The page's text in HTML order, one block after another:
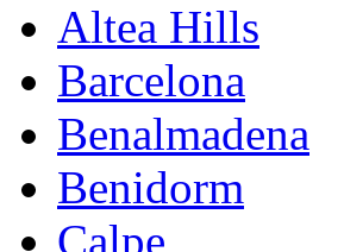
Altea Hills
Barcelona
Benalmadena
Benidorm
Calpe